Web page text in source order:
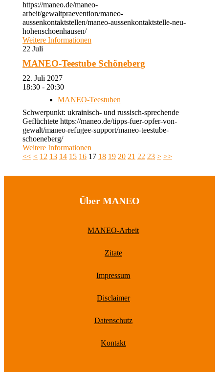
https://maneo.de/maneo-
arbeit/gewaltpraevention/maneo-
aussenkontaktstellen/maneo-aussenkontaktstelle-neu-
hohenschoenhausen/
Weitere Informationen
22 Juli
MANEO-Teestube Schöneberg
22. Juli 2027
18:30 - 20:30
MANEO-Teestuben
Schwerpunkt: ukrainisch- und russisch-sprechende
Geflüchtete https://maneo.de/tipps-fuer-opfer-von-
gewalt/maneo-refugee-support/maneo-teestube-
schoeneberg/
Weitere Informationen
<< < 12 13 14 15 16 17 18 19 20 21 22 23 > >>
Über MANEO
MANEO-Arbeit
Zitate
Impressum
Disclaimer
Datenschutz
Kontakt